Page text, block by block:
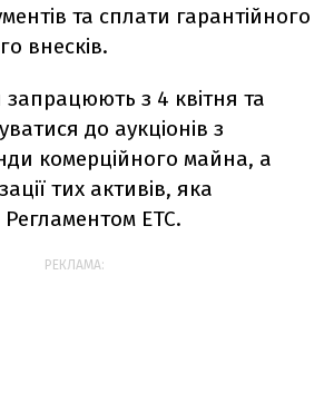
та сплати гарантійного
внесків.
з 4 квітня та
до аукціонів з
комерційного майна, а
тих активів, яка
Регламентом ЕТС.
РЕКЛАМА: